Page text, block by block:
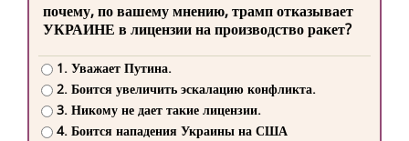
почему, по вашему мнению, трамп отказывает
УКРАИНЕ в лицензии на производство ракет?
1. Уважает Путина.
2. Боится увеличить эскалацию конфликта.
3. Никому не дает такие лицензии.
4. Боится нападения Украины на США